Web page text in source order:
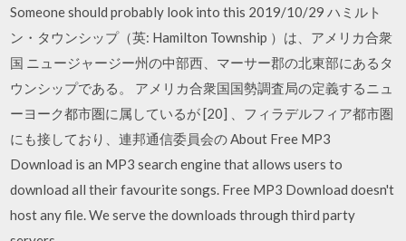
Someone should probably look into this 2019/10/29 ハミルト
ン・タウンシップ（英: Hamilton Township ）は、アメリカ合衆
国 ニュージャージー州の中部西、マーサー郡の北東部にあるタ
ウンシップである。 アメリカ合衆国国勢調査局の定義するニュ
ーヨーク都市圏に属しているが [20] 、フィラデルフィア都市圏
にも接しており、連邦通信委員会の About Free MP3
Download is an MP3 search engine that allows users to
download all their favourite songs. Free MP3 Download doesn't
host any file. We serve the downloads through third party